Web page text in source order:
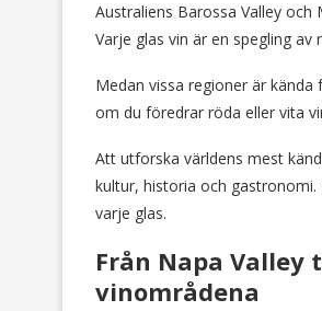
Australiens Barossa Valley
Varje glas vin är en spegling
Medan vissa regioner är
om du föredrar röda eller vita
Att utforska världens mest
kultur, historia och
varje glas.
Från Napa Valley
vinområdena